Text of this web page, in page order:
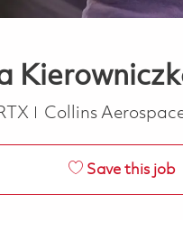
Collins
Save this job